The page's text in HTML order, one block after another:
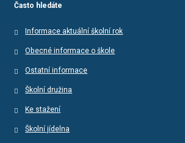
Často hledáte
Informace aktuální školní rok
Obecné informace o škole
Ostatní informace
Školní družina
Ke stažení
Školní jídelna